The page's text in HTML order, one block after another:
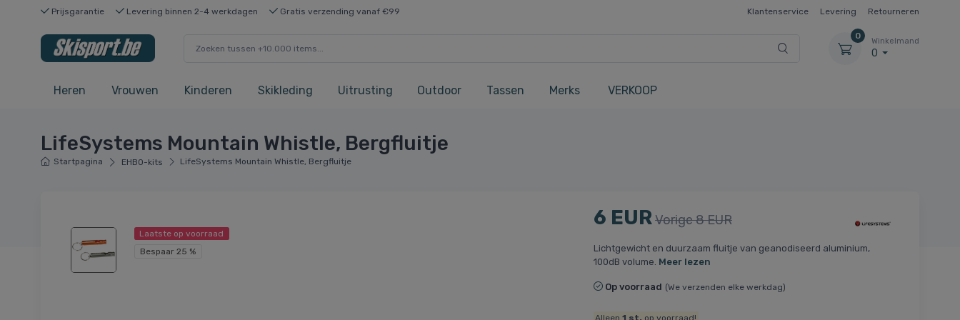
Prijsgarantie Levering binnen 2-4 werkdagen Gratis verzending vanaf €99 Klantenservice Levering Retourneren
0
Winkelmand
0
Heren Vrouwen Kinderen Skikleding Uitrusting Outdoor Tassen Merks VERKOOP
LifeSystems Mountain Whistle, Bergfluitje
Startpagina EHBO-kits LifeSystems Mountain Whistle, Bergfluitje
Laatste op voorraad
Bespaar 25 %
6 EURVorige 8 EUR
Lichtgewicht en duurzaam fluitje van geanodiseerd aluminium,
100dB volume. Meer lezen
Op voorraad (We verzenden elke werkdag)